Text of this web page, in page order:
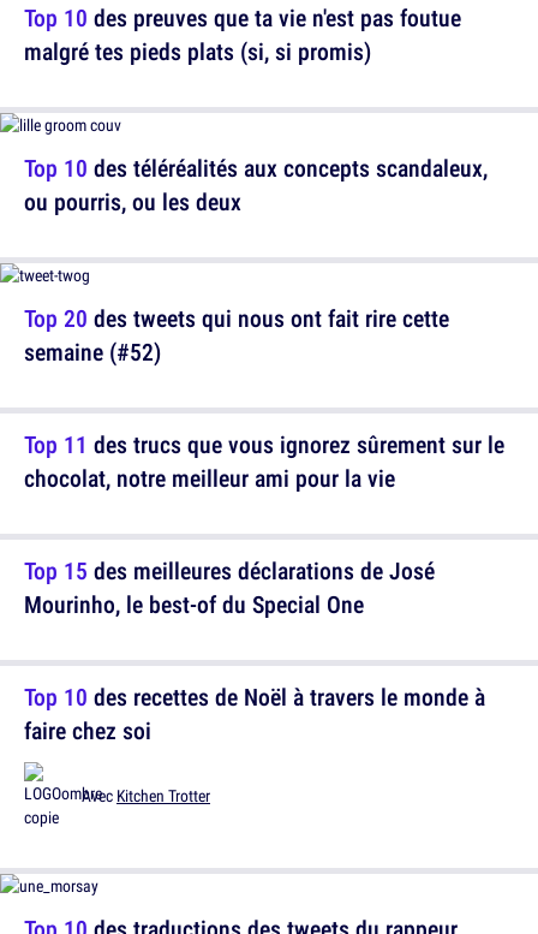
Top 10 des preuves que ta vie n'est pas foutue
malgré tes pieds plats (si, si promis)
Top 20 des tweets qui nous ont fait rire cette
semaine (#52)
Top 15 des meilleures déclarations de José
Mourinho, le best-of du Special One
Top 10 des téléréalités aux concepts scandaleux,
ou pourris, ou les deux
Top 11 des trucs que vous ignorez sûrement sur le
chocolat, notre meilleur ami pour la vie
Top 10 des recettes de Noël à travers le monde à
faire chez soi
Avec Kitchen Trotter